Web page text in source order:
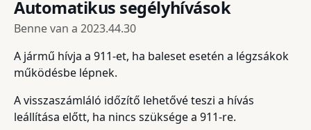
Automatikus segélyhívások
Benne van a 2023.44.30
A jármű hívja a 911-et, ha baleset esetén a légzsákok
működésbe lépnek.
A visszaszámláló időzítő lehetővé teszi a hívás
leállítása előtt, ha nincs szüksége a 911-re.